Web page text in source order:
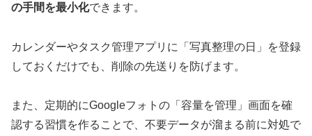
の手間を最小化できます。
カレンダーやタスク管理アプリに「写真整理の日」を登録
しておくだけでも、削除の先送りを防げます。
また、定期的にGoogleフォトの「容量を管理」画面を確
認する習慣を作ることで、不要データが溜まる前に対処で